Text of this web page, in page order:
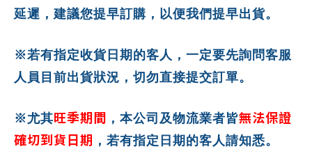
延遲，建議您提早訂購，以便我們提早出貨。
※若有指定收貨日期的客人，一定要先詢問客服
人員目前出貨狀況，切勿直接提交訂單。
※尤其旺季期間 ，本公司及物流業者皆無法保證
確切到貨日期 ，若有指定日期的客人請知悉。